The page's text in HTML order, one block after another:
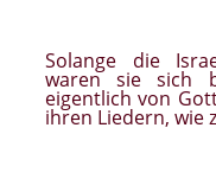
Solange die
waren sie sich
eigentlich von
ihren Liedern, wie